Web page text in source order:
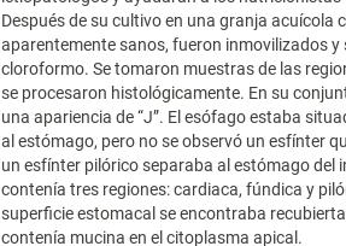
Después de su cultivo en una granja acuícola
aparentemente sanos, fueron inmovilizados
cloroformo. Se tomaron muestras de las
se procesaron histológicamente. En su
una apariencia de “J”. El esófago estaba
al estómago, pero no se observó un esfínter
un esfínter pilórico separaba al estómago del
contenía tres regiones: cardiaca, fúndica y
superficie estomacal se encontraba
contenía mucina en el citoplasma apical.